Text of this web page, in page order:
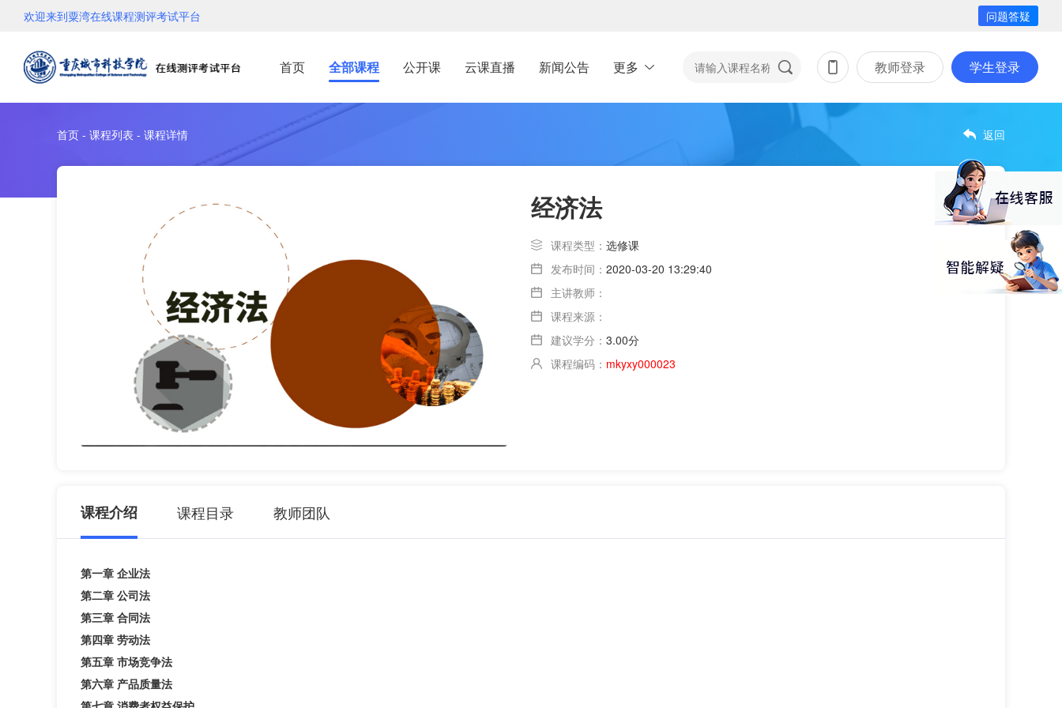
欢迎来到粟湾在线课程测评考试平台 问题答疑
首页 全部课程 公开课 云课直播 新闻公告 更多 教师登录 学生登录
首页 - 课程列表 - 课程详情 返回
经济法
课程类型： 选修课
发布时间： 2020-03-20 13:29:40
主讲教师：
课程来源：
建议学分： 3.00分
课程编码： mkyxy000023
课程介绍 课程目录 教师团队
第一章 企业法
第二章 公司法
第三章 合同法
第四章 劳动法
第五章 市场竞争法
第六章 产品质量法